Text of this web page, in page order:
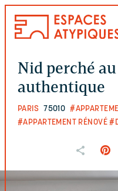
Nid perché
authentique
PARIS 75010
#APPARTEMENT RÉNOVÉ